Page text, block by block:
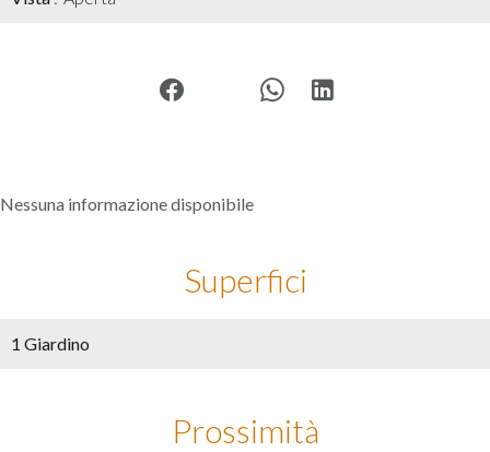
Nessuna informazione disponibile
Superfici
1 Giardino
Prossimità